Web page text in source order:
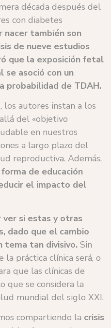
década después del
con diabetes
nacer también son
de nueve estudios
que la exposición fetal
se asoció con un
probabilidad de TDAH.
los autores instan a los
del «objetivo
en nuestros
a largo plazo del
reproductiva. Además,
de educación
el impacto del
ver si estas y otras
dado que el cambio
tema tan divisivo. Sin
la práctica clínica será, o
que las clínicas de
que se considera la
mundial del siglo XXI.
compartiendo la crisis